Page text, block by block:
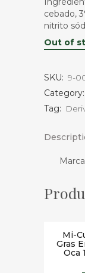
cebado,
nitrito
Out of
SKU: 9-
Category:
Tag:
Mi-
Gras
Oca